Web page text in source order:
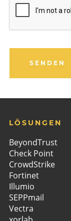
SENDEN
LÖSUNGEN
BeyondTrust
Check Point
CrowdStrike
Fortinet
Illumio
SEPPmail
Vectra